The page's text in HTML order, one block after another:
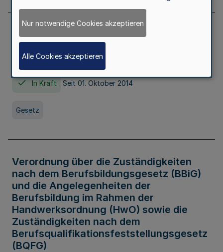
Gesetz über die Hochschulen des Landes
Nordrhein-Westfalen (Hochschulgesetz -
HG)
In Kraft Seit 01. Oktober 2014
Gesetz
Verordnung über die Zuständigkeiten
nach dem Berufsbildungsgesetz (BBiG)
und die Angelegenheiten der
Berufsbildung im Rahmen der
Handwerksordnung (HwO) sowie die
Zuständigkeiten nach dem
Berufsqualifikationsfeststellungsgesetz
(BQFG)
Nur notwendige Cookies akzeptieren
Alle Cookies akzeptieren